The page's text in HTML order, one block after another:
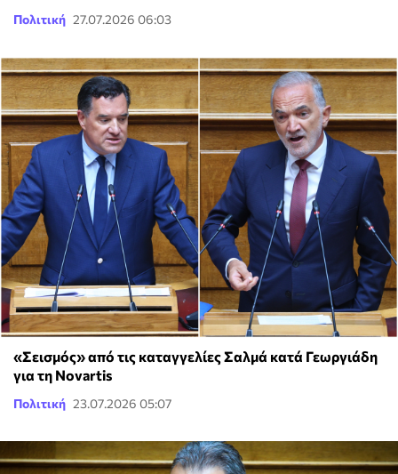
Πολιτική 27.07.2026 06:03
«Σεισμός» από τις καταγγελίες Σαλμά κατά Γεωργιάδη
για τη Novartis
Πολιτική 23.07.2026 05:07